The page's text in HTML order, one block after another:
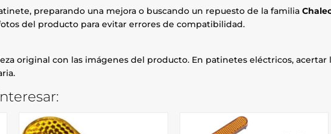
preparando una mejora o buscando un repuesto de la familia
del producto para evitar errores de compatibilidad.
original con las imágenes del producto. En patinetes eléctricos, acertar